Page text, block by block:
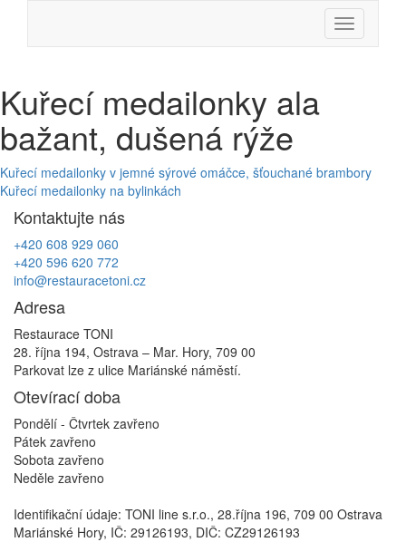
content
Menu
Kuřecí medailonky ala
bažant, dušená rýže
Navigace
pro
příspěvek
Kuřecí medailonky v jemné sýrové omáčce, šťouchané brambory
Kuřecí medailonky na bylinkách
Kontaktujte nás
+420 608 929 060
+420 596 620 772
info@restauracetoni.cz
Adresa
Restaurace TONI
28. října 194, Ostrava – Mar. Hory, 709 00
Parkovat lze z ulice Mariánské náměstí.
Otevírací doba
Pondělí - Čtvrtek zavřeno
Pátek zavřeno
Sobota zavřeno
Neděle zavřeno
Identifikační údaje: TONI line s.r.o., 28.října 196, 709 00 Ostrava
Mariánské Hory, IČ: 29126193, DIČ: CZ29126193